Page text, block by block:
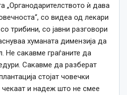
„Органодарителството ѝ дава
со видеа од лекари
трибини, со јавни разговори
хуманата димензија да
Не сакавме граѓаните да
Сакавме да разберат
стојат човечки
чекаат и надеж што не смее